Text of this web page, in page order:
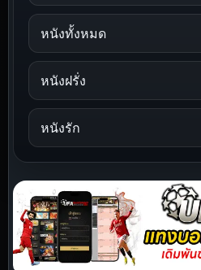
หนังทั้งหมด
หนังฝรั่ง
หนังรัก